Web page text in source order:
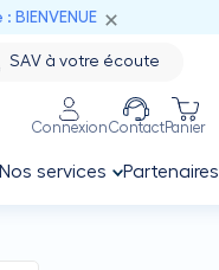
SAV à votre écoute
ConnexionContactPanier
Nos services Partenaires